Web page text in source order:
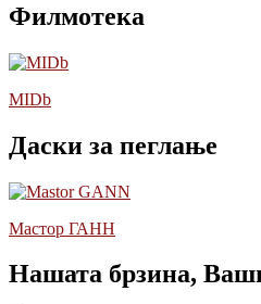
Филмотека
MIDb
Даски за пеглање
Мастор ГАНН
Нашата брзина,